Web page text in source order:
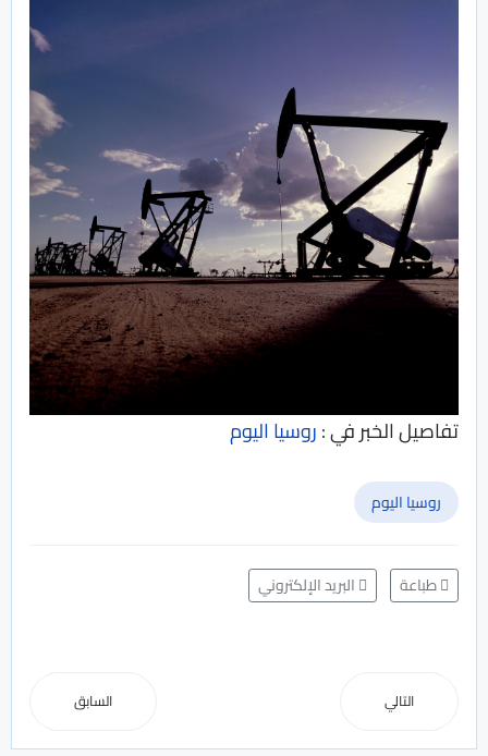
تفاصيل الخبر في :روسيا اليوم
روسيا اليوم
طباعة البريد الإلكتروني
السابق التالي